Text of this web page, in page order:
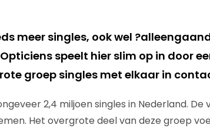
meer singles, ook wel
speelt hier slim op in door
groep singles met elkaar in
2,4 miljoen singles in Nederland.
Het overgrote deel van deze groep